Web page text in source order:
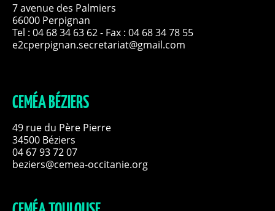
7 avenue des Palmiers
66000 Perpignan
Tel : 04 68 34 63 62- Fax : 04 68 34 78 55
e2cperpignan.secretariat@gmail.com
CEMÉA BÉZIERS
49 rue du Père Pierre
34500 Béziers
04 67 93 72 07
beziers@cemea-occitanie.org